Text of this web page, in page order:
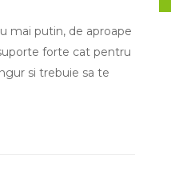
mai putin, de aproape
forte cat pentru
si trebuie sa te